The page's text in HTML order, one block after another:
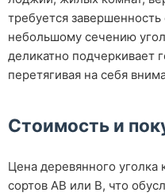
требуется
небольшому сечению
деликатно
перетягивая на себя
Стоимость и
Цена деревянного
сортов АВ или В, что